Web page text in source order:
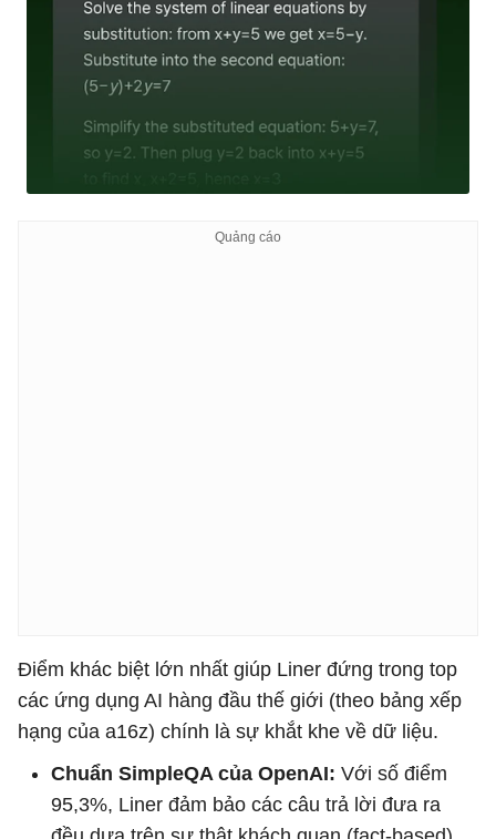
Điểm khác biệt lớn nhất giúp Liner đứng trong top
các ứng dụng AI hàng đầu thế giới (theo bảng xếp
hạng của a16z) chính là sự khắt khe về dữ liệu.
Chuẩn SimpleQA của OpenAI: Với số điểm
95,3%, Liner đảm bảo các câu trả lời đưa ra